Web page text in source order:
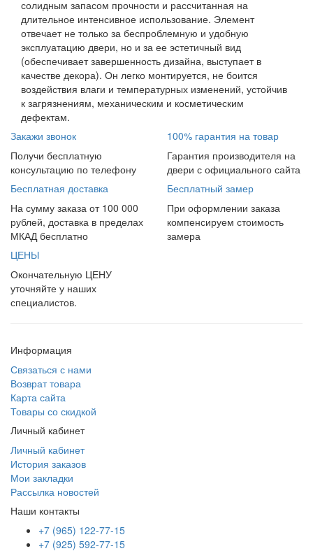
солидным запасом прочности и рассчитанная на
длительное интенсивное использование. Элемент
отвечает не только за беспроблемную и удобную
эксплуатацию двери, но и за ее эстетичный вид
(обеспечивает завершенность дизайна, выступает в
качестве декора). Он легко монтируется, не боится
воздействия влаги и температурных изменений, устойчив
к загрязнениям, механическим и косметическим
дефектам.
Закажи звонок
Получи бесплатную
консультацию по телефону
100% гарантия на товар
Гарантия производителя на
двери с официального сайта
Бесплатная доставка
На сумму заказа от 100 000
рублей, доставка в пределах
МКАД бесплатно
Бесплатный замер
При оформлении заказа
компенсируем стоимость
замера
ЦЕНЫ
Окончательную ЦЕНУ
уточняйте у наших
специалистов.
Информация
Связаться с нами
Возврат товара
Карта сайта
Товары со скидкой
Личный кабинет
Личный кабинет
История заказов
Мои закладки
Рассылка новостей
Наши контакты
+7 (965) 122-77-15
+7 (925) 592-77-15